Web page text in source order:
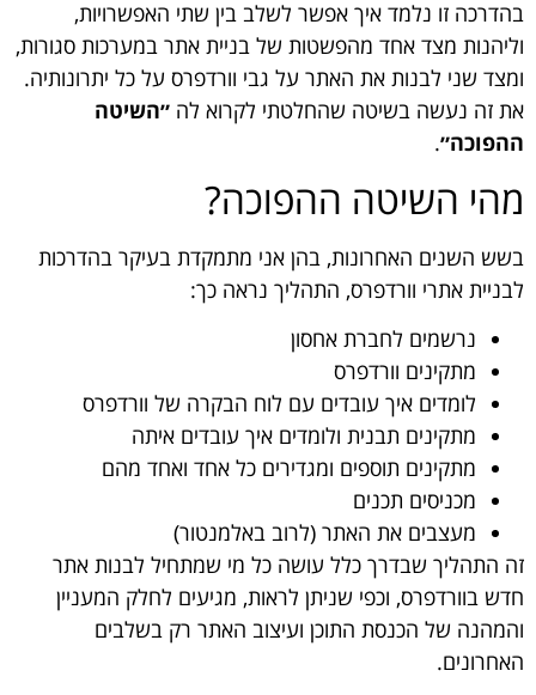
בהדרכה זו נלמד איך אפשר לשלב בין שתי האפשרויות,
וליהנות מצד אחד מהפשטות של בניית אתר במערכות סגורות,
ומצד שני לבנות את האתר על גבי וורדפרס על כל יתרונותיה.
את זה נעשה בשיטה שהחלטתי לקרוא לה ״השיטה
ההפוכה״.
מהי השיטה ההפוכה?
בשש השנים האחרונות, בהן אני מתמקדת בעיקר בהדרכות
לבניית אתרי וורדפרס, התהליך נראה כך:
נרשמים לחברת אחסון
מתקינים וורדפרס
לומדים איך עובדים עם לוח הבקרה של וורדפרס
מתקינים תבנית ולומדים איך עובדים איתה
מתקינים תוספים ומגדירים כל אחד ואחד מהם
מכניסים תכנים
מעצבים את האתר (לרוב באלמנטור)
זה התהליך שבדרך כלל עושה כל מי שמתחיל לבנות אתר
חדש בוורדפרס, וכפי שניתן לראות, מגיעים לחלק המעניין
והמהנה של הכנסת התוכן ועיצוב האתר רק בשלבים
האחרונים.